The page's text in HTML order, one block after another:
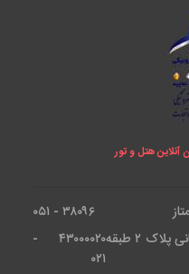
هتل و تور
۳۸۰۹۶ - ۰۵۱
تهران - خیابان قیطریه بن بست شعبانی پلاک ۲ طبقه
۴۳۰۰۰۰۲۰ -
۰۲۱